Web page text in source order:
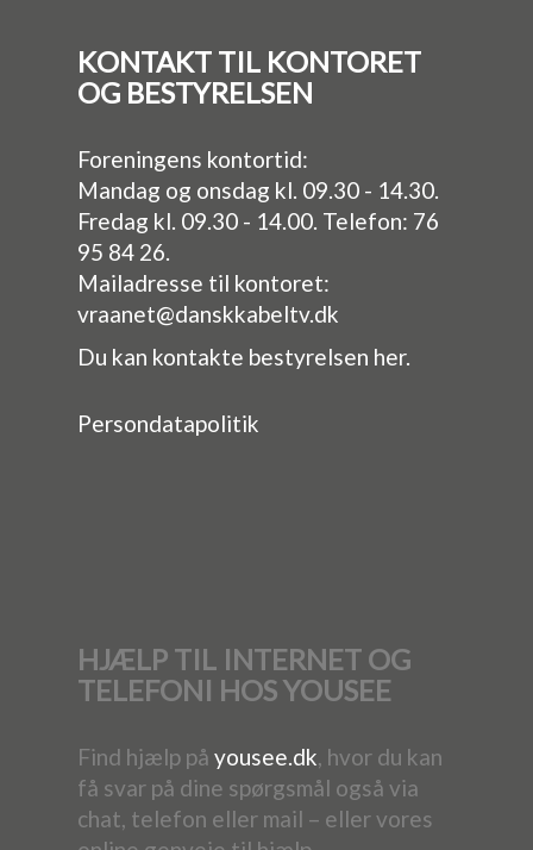
KONTAKT TIL KONTORET
OG BESTYRELSEN
Foreningens kontortid:
Mandag og onsdag kl. 09.30 - 14.30.
Fredag kl. 09.30 - 14.00. Telefon: 76
95 84 26.
Mailadresse til kontoret:
vraanet@danskkabeltv.dk
Du kan kontakte bestyrelsen her.
Persondatapolitik
HJÆLP TIL INTERNET OG
TELEFONI HOS YOUSEE
Find hjælp på yousee.dk , hvor du kan
få svar på dine spørgsmål også via
chat, telefon eller mail – eller vores